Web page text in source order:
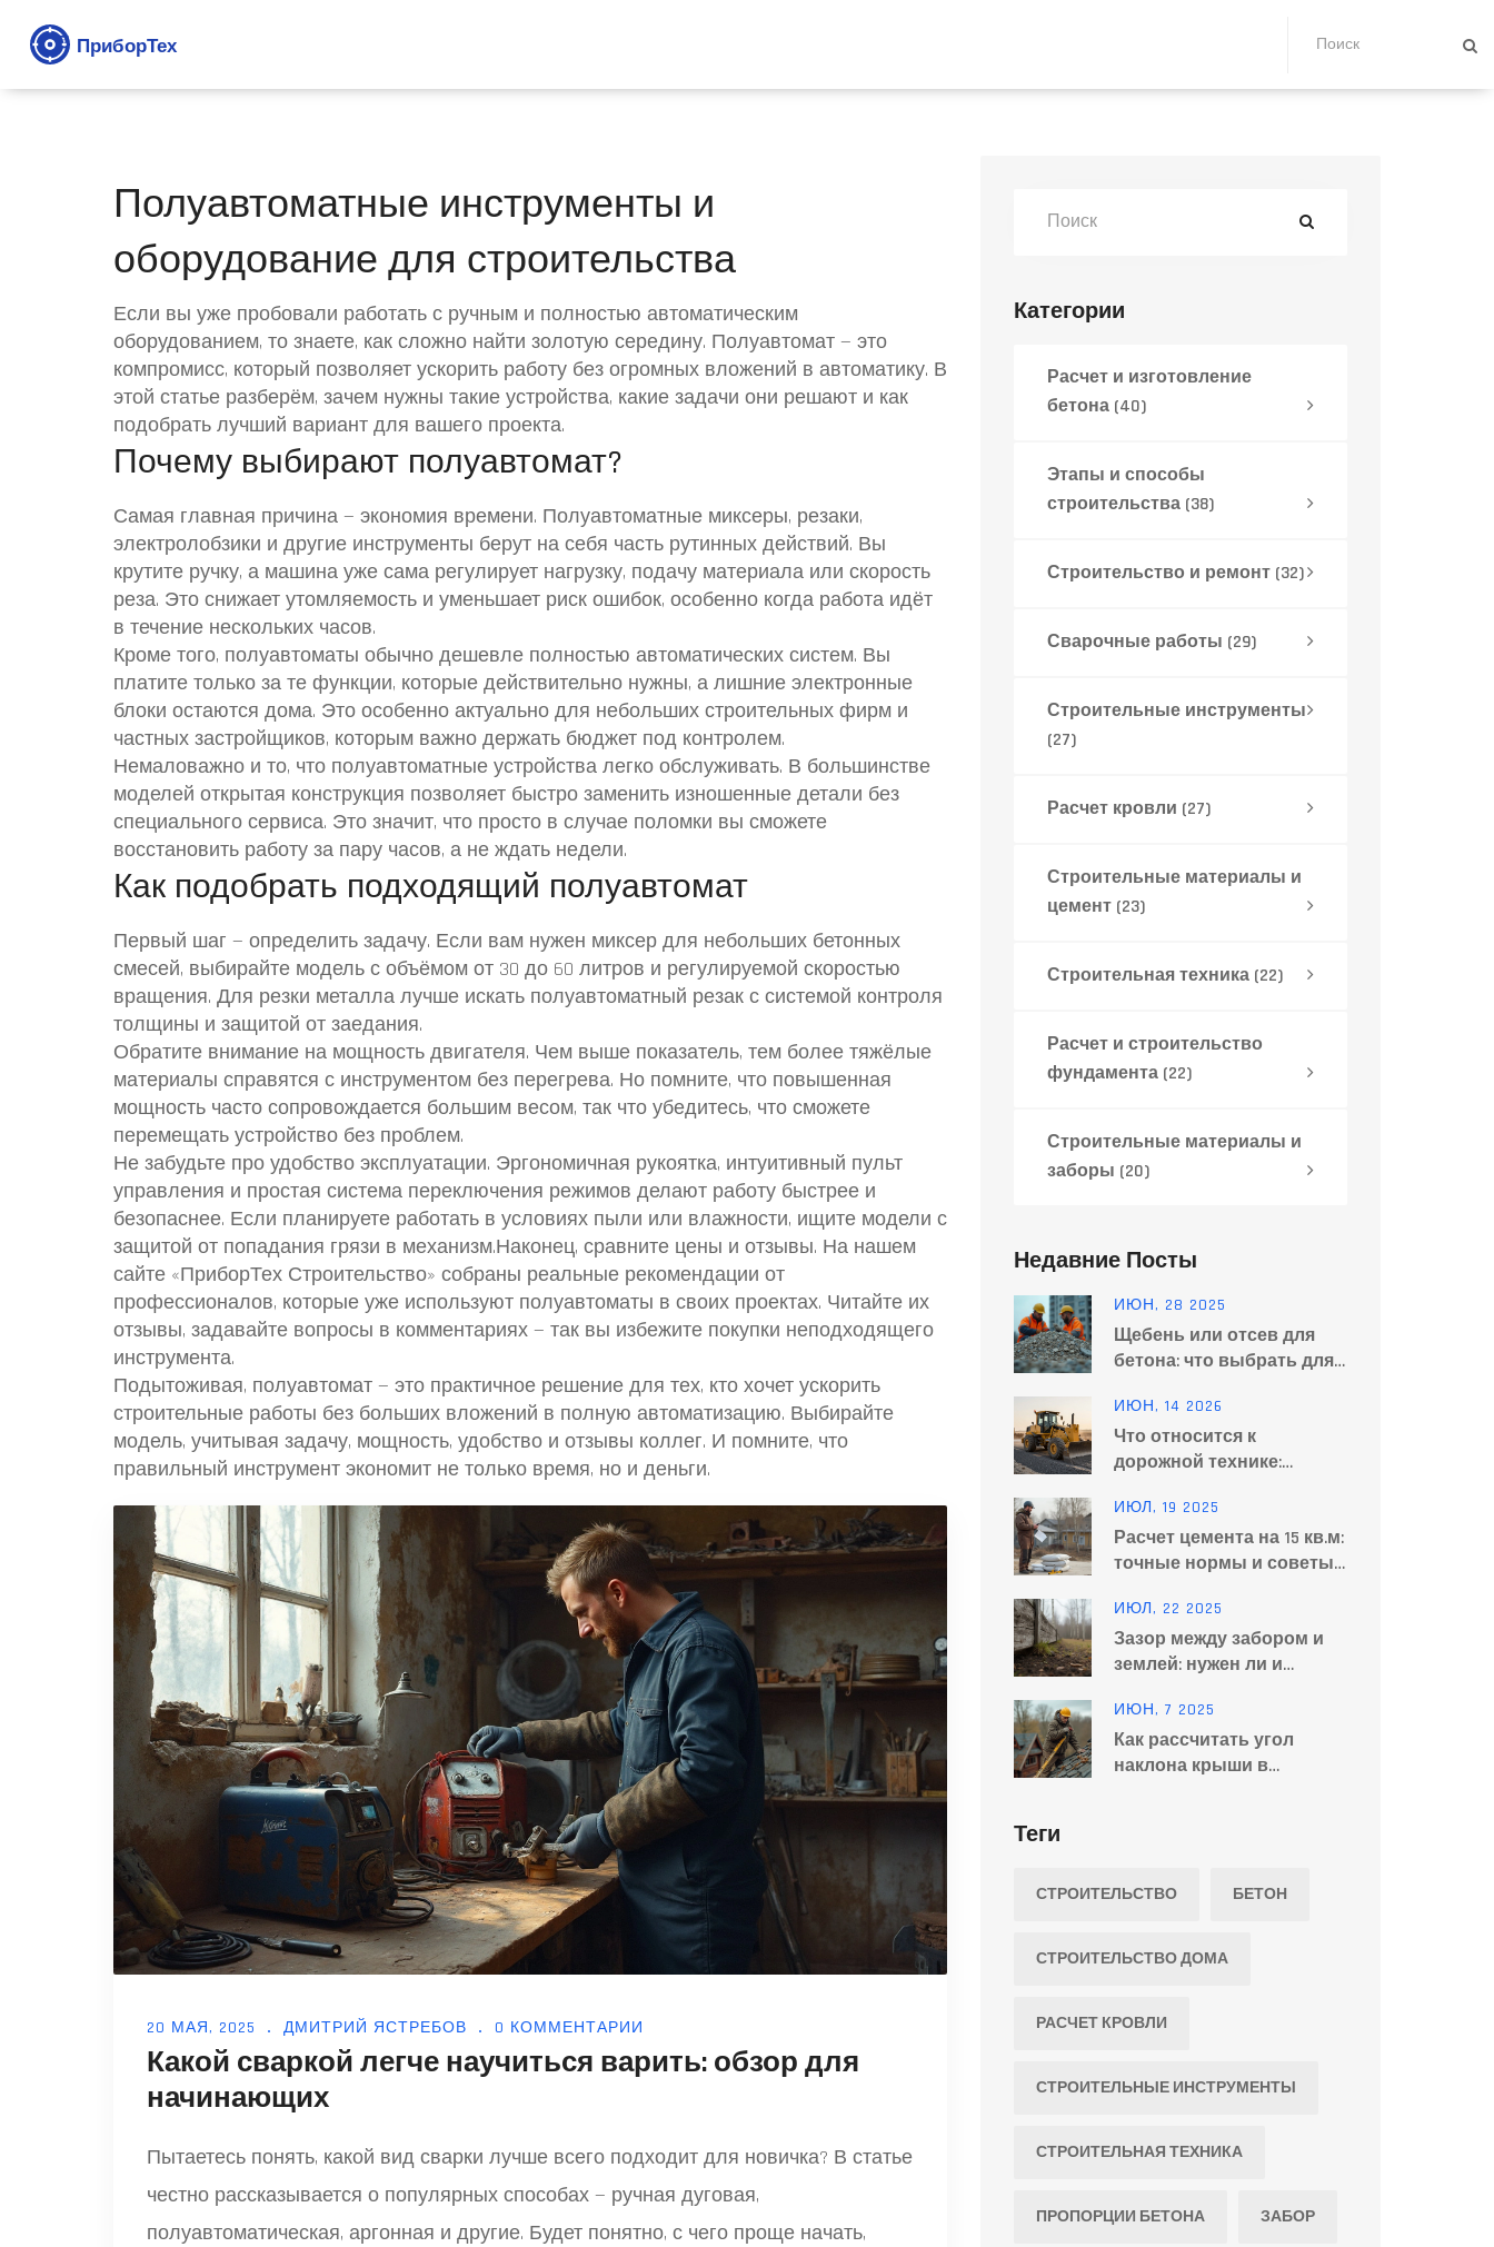
Полуавтоматные инструменты и
оборудование для строительства
Если вы уже пробовали работать с ручным и полностью автоматическим
оборудованием, то знаете, как сложно найти золотую середину. Полуавтомат — это
компромисс, который позволяет ускорить работу без огромных вложений в автоматику. В
этой статье разберём, зачем нужны такие устройства, какие задачи они решают и как
подобрать лучший вариант для вашего проекта.
Почему выбирают полуавтомат?
Самая главная причина — экономия времени. Полуавтоматные миксеры, резаки,
электролобзики и другие инструменты берут на себя часть рутинных действий. Вы
крутите ручку, а машина уже сама регулирует нагрузку, подачу материала или скорость
реза. Это снижает утомляемость и уменьшает риск ошибок, особенно когда работа идёт
в течение нескольких часов.
Кроме того, полуавтоматы обычно дешевле полностью автоматических систем. Вы
платите только за те функции, которые действительно нужны, а лишние электронные
блоки остаются дома. Это особенно актуально для небольших строительных фирм и
частных застройщиков, которым важно держать бюджет под контролем.
Немаловажно и то, что полуавтоматные устройства легко обслуживать. В большинстве
моделей открытая конструкция позволяет быстро заменить изношенные детали без
специального сервиса. Это значит, что просто в случае поломки вы сможете
восстановить работу за пару часов, а не ждать недели.
Как подобрать подходящий полуавтомат
Первый шаг — определить задачу. Если вам нужен миксер для небольших бетонных
смесей, выбирайте модель с объёмом от 30 до 60 литров и регулируемой скоростью
вращения. Для резки металла лучше искать полуавтоматный резак с системой контроля
толщины и защитой от заедания.
Обратите внимание на мощность двигателя. Чем выше показатель, тем более тяжёлые
материалы справятся с инструментом без перегрева. Но помните, что повышенная
мощность часто сопровождается большим весом, так что убедитесь, что сможете
перемещать устройство без проблем.
Не забудьте про удобство эксплуатации. Эргономичная рукоятка, интуитивный пульт
управления и простая система переключения режимов делают работу быстрее и
безопаснее. Если планируете работать в условиях пыли или влажности, ищите модели с
защитой от попадания грязи в механизм.Наконец, сравните цены и отзывы. На нашем
сайте «ПриборТех Строительство» собраны реальные рекомендации от
профессионалов, которые уже используют полуавтоматы в своих проектах. Читайте их
отзывы, задавайте вопросы в комментариях — так вы избежите покупки неподходящего
инструмента.
Подытоживая, полуавтомат — это практичное решение для тех, кто хочет ускорить
строительные работы без больших вложений в полную автоматизацию. Выбирайте
модель, учитывая задачу, мощность, удобство и отзывы коллег. И помните, что
правильный инструмент экономит не только время, но и деньги.
20 МАЯ, 2025 ДМИТРИЙ ЯСТРЕБОВ 0 КОММЕНТАРИИ
Какой сваркой легче научиться варить: обзор для
начинающих
Пытаетесь понять, какой вид сварки лучше всего подходит для новичка? В статье
честно рассказывается о популярных способах — ручная дуговая,
полуавтоматическая, аргонная и другие. Будет понятно, с чего проще начать,
Категории
Расчет и изготовление
бетона (40)
Этапы и способы
строительства (38)
Строительство и ремонт (32)
Сварочные работы (29)
Строительные инструменты
(27)
Расчет кровли (27)
Строительные материалы и
цемент (23)
Строительная техника (22)
Расчет и строительство
фундамента (22)
Строительные материалы и
заборы (20)
Недавние Посты
ИЮН, 28 2025
Щебень или отсев для
бетона: что выбрать для
ИЮН, 14 2026
Что относится к
дорожной технике:
видов и функций
ИЮЛ, 19 2025
Расчет цемента на 15 кв.м:
точные нормы и советы
ИЮЛ, 22 2025
Зазор между забором и
землей: нужен ли и
ИЮН, 7 2025
Как рассчитать угол
наклона крыши в
Теги
СТРОИТЕЛЬСТВО БЕТОН
СТРОИТЕЛЬСТВО ДОМА
РАСЧЕТ КРОВЛИ
СТРОИТЕЛЬНЫЕ ИНСТРУМЕНТЫ
СТРОИТЕЛЬНАЯ ТЕХНИКА
ПРОПОРЦИИ БЕТОНА ЗАБОР